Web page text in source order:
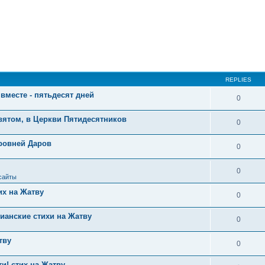
REPLIES
- пятьдесят дней 0
в Церкви Пятидесятников 0
Даров 0
0
на Жатву 0
стихи на Жатву 0
0